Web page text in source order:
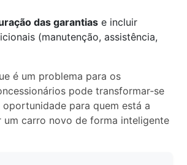
das garantias e incluir
(manutenção, assistência,
é um problema para os
pode transformar‑se
oportunidade para quem está a
um carro novo de forma inteligente